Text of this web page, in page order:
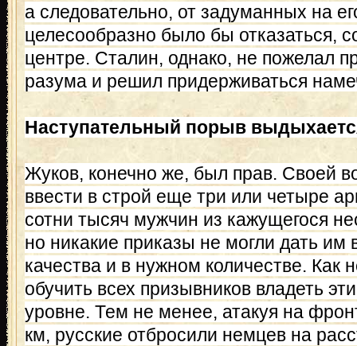
а следовательно, от задуманных на
целесообразно было бы отказаться,
центре. Сталин, однако, не пожелал
разума и решил придерживаться
Наступательный порыв
Жуков, конечно же, был прав. Своей
ввести в строй еще три или четыре
сотни тысяч мужчин из кажущегося
но никакие приказы не могли дать им
качества и в нужном количестве. Как
обучить всех призывников владеть
уровне. Тем не менее, атакуя на
км, русские отбросили немцев на